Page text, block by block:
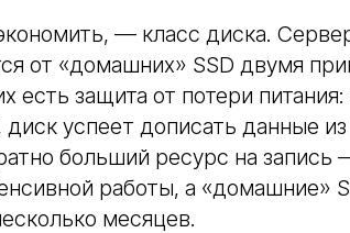
— класс диска.
от «домашних» SSD двумя
есть защита от потери
успеет дописать данные
больший ресурс на
работы, а «домашние»
месяцев.